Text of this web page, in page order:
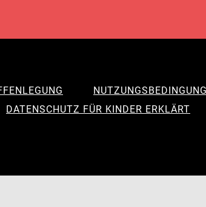
DATENSCHUTZ FÜR KINDER ERKLÄRT